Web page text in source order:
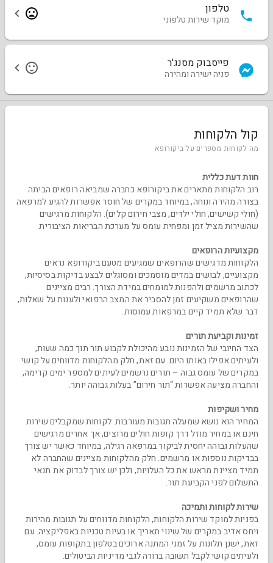
טלפון
מוקד שירות טלפוני
פייסבוק מסנג'ר
פניה ישירה ומהירה
קול הלקוחות
מה לקוחות מספרים על ביקורופא
חוות דעת כללית
רוב הלקוחות מתארים את ביקורופא כחברה שמביאה רופאים הביתה
בצורה מהירה ונוחה, במיוחד במקרים של חוסר אפשרות להגיע למרפאה
(חולי קשישים, חולי ילדים, מצבי חירום קלים). הלקוחות מרגישים
שהשירות מציל זמן ומפחית עומס על מערכת הבריאות הציבורית.
מקצועיות הרופאים
הלקוחות מדגישים שהרופאים שמגיעים מטעם ביקורופא נראים
מקצועיים, לבושים במדים מוסמכים ומסוגלים לבצע בדיקות בסיסיות,
לכתוב מרשמים ולהפנות למומחים במידת הצורך. רבים מציינים
שהרופאים משקיעים זמן להסביר את המצב הרפואי ולענות על שאלות,
דבר שלא תמיד קיים במרפאות עמוסות.
זמינות וקביעת תורים
הצד החיובי של הזמינות נובע מהיכולת לקבוע תור תוך כמה שעות,
ולעיתים אפילו באותו היום. עם זאת, חלק מהלקוחות מדווחים על קושי
במקרים של עומס גבוה – תורים נרשמים לעיתים למספר ימים קדימה,
והחברה מציעה אפשרות “תור חירום” בעלות גבוהה יותר.
מחיר ושקיפות
המחיר הוא נושא שמעלה תגובות מעורבות. לקוחות שמקבלים שירות
חינם או במחיר מוזל דרך קופות חולים מרוצים, אך אחרים מרגישים
שהעלות גבוהה יחסית לביקור במרפאה רגילה, במיוחד כאשר יש צורך
בבדיקות נוספות או מרשמים. חלק מהלקוחות מציינים שהחברה לא
תמיד מציינת מראש את כל העלויות, ולכן יש צורך לבדוק את תנאי
התשלום לפני הקביעת תור.
שירות לקוחות ותמיכה
בפניות למוקד שירות הלקוחות, הלקוחות מדווחים על תגובות מהירות
ויחס אדיב במקרים של שינוי תאריך או בעיות טכניות באפליקציה. עם
זאת, ישנן תלונות על זמני המתנה ארוכים בטלפון בתקופות עומס,
ולעיתים קושי לקבל תשובה ברורה לגבי מדיניות הביטולים.